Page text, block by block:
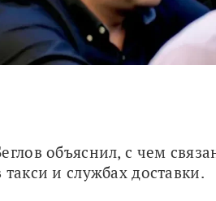
объяснил, с чем
и службах доставки.